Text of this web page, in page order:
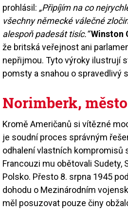
prohlásil: „Připíjím na co
všechny německé válečné
alespoň padesát tisíc.“Winston
že britská veřejnost ani
nepřijmou. Tyto výroky ilustrují
pomsty a snahou o spravedlivý
Norimberk,
Kromě Američanů si vítězné
je soudní proces správným
odhalení vlastních kompromisů
Francouzi mu obětovali Sudety,
Polsko. Přesto 8. srpna 1945
dohodu o Mezinárodním
měl posuzovat pouze činy